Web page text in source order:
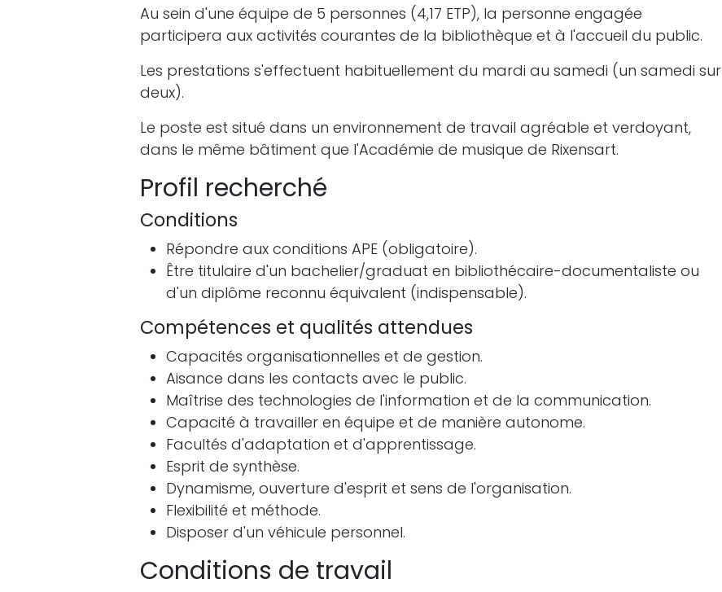
Au sein d'une équipe de 5 personnes (4,17 ETP), la personne engagée
participera aux activités courantes de la bibliothèque et à l'accueil du public.
Les prestations s'effectuent habituellement du mardi au samedi (un samedi sur
deux).
Le poste est situé dans un environnement de travail agréable et verdoyant,
dans le même bâtiment que l'Académie de musique de Rixensart.
Profil recherché
Conditions
Répondre aux conditions APE (obligatoire).
Être titulaire d'un bachelier/graduat en bibliothécaire-documentaliste ou
d'un diplôme reconnu équivalent (indispensable).
Compétences et qualités attendues
Capacités organisationnelles et de gestion.
Aisance dans les contacts avec le public.
Maîtrise des technologies de l'information et de la communication.
Capacité à travailler en équipe et de manière autonome.
Facultés d'adaptation et d'apprentissage.
Esprit de synthèse.
Dynamisme, ouverture d'esprit et sens de l'organisation.
Flexibilité et méthode.
Disposer d'un véhicule personnel.
Conditions de travail